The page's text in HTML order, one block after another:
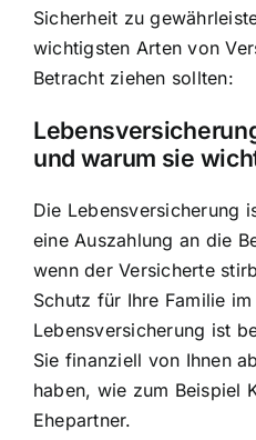
Sicherheit zu
wichtigsten Arten von
Betracht ziehen sollten:
und warum sie
Die Lebensversicherung
eine Auszahlung an die
wenn der Versicherte
Schutz für Ihre Familie
Lebensversicherung ist
Sie finanziell von Ihnen
haben, wie zum Beispiel
Ehepartner.